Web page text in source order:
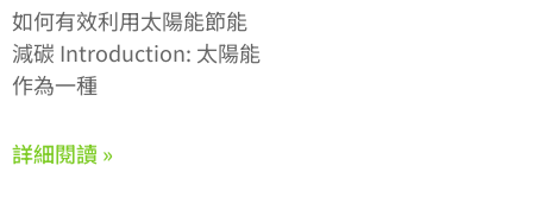
如何有效利用太陽能節能
減碳 Introduction: 太陽能
作為一種
詳細閱讀 »